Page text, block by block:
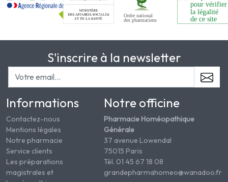
S'inscrire à la newsletter
Informations
Contactez-nous
Mentions légales
Notre pharmacie
Service clients
Les préparations
magistrales et
Notre officine
Pharmacie Homéopathique
Générale
37 avenue Lowendal
75015 Paris
Tél. 01 45 67 18 08
grandepharmahomeo@wanadoo.fr